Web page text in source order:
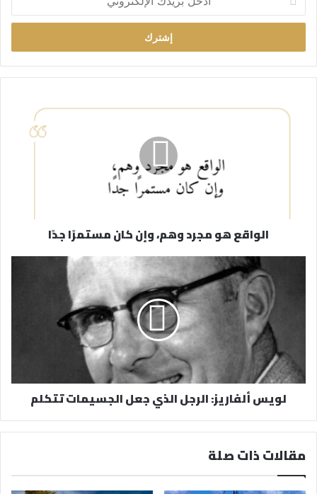
خ
ب
ر
الواقع هو مجرد وهم، وإن كان مستمرًا جدًا
لويس ألفاريز: الرجل الذي جعل الجسيمات تتكلم
مقالات ذات صلة